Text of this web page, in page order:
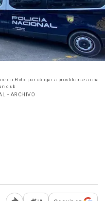
en Elche por obligar a prostituirse a una
club
- ARCHIVO